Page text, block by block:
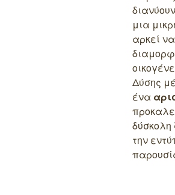
μια
αρκεί
Δύσης
ένα
δύσκολη
την